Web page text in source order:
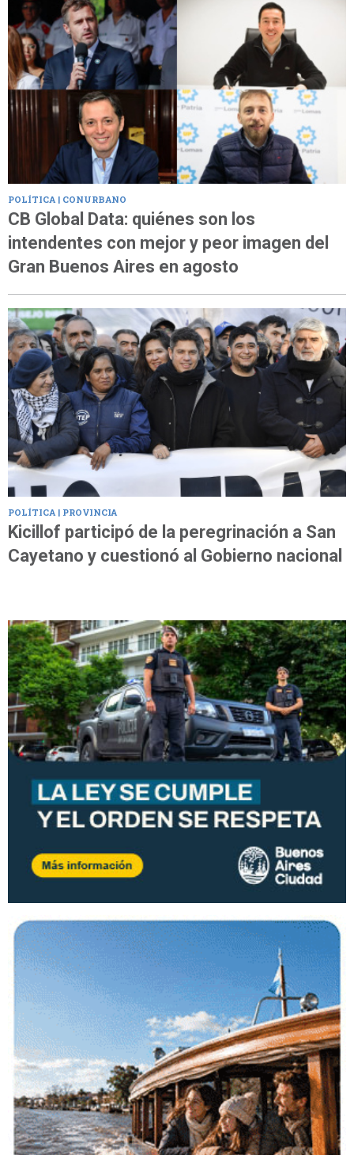
POLÍTICA | CONURBANO
CB Global Data: quiénes son los
intendentes con mejor y peor imagen del
Gran Buenos Aires en agosto
POLÍTICA | PROVINCIA
Kicillof participó de la peregrinación a San
Cayetano y cuestionó al Gobierno nacional